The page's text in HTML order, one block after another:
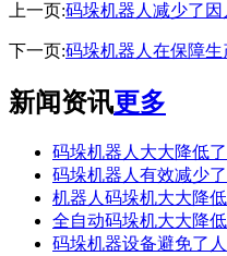
上一页:码垛机器人减少了
下一页:码垛机器人在保障
新闻资讯更多
码垛机器人大大降低
码垛机器人有效减少
机器人码垛机大大降
全自动码垛机大大降
码垛机器设备避免了